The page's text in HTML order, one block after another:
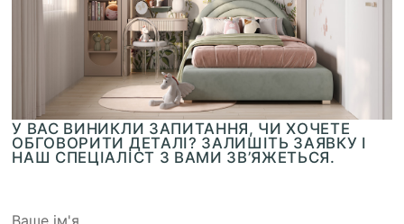
У ВАС ВИНИКЛИ ЗАПИТАННЯ, ЧИ ХОЧЕТЕ
ОБГОВОРИТИ ДЕТАЛІ? ЗАЛИШІТЬ ЗАЯВКУ І
НАШ СПЕЦІАЛІСТ З ВАМИ ЗВ’ЯЖЕТЬСЯ.